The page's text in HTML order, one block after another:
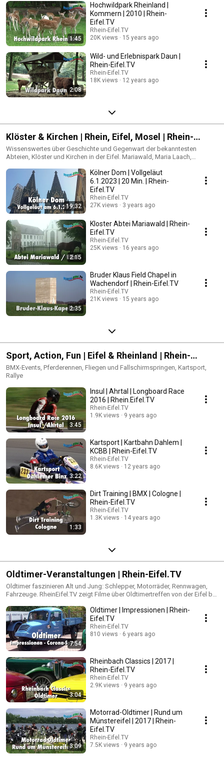
1:45
Hochwildpark Rheinland |
Kommern | 2010 | Rhein-
Eifel.TV
Rhein-Eifel.TV
20K views
15 years ago
2:08
Wild- und Erlebnispark Daun |
Rhein-Eifel.TV
Rhein-Eifel.TV
18K views
12 years ago
Klöster & Kirchen | Rhein, Eifel, Mosel | Rhein-
Eifel.TV
Wissenswertes über Geschichte und Gegenwart der bekanntesten
Abteien, Klöster und Kirchen in der Eifel. Mariawald, Maria Laach,
19:32
Kölner Dom | Vollgeläut
6.1.2023 | 20 Min. | Rhein-
Eifel.TV
Rhein-Eifel.TV
27K views
3 years ago
2:15
Kloster Abtei Mariawald | Rhein-
Eifel.TV
Rhein-Eifel.TV
25K views
16 years ago
2:35
Bruder Klaus Field Chapel in
Wachendorf | Rhein-Eifel.TV
Rhein-Eifel.TV
21K views
15 years ago
Sport, Action, Fun | Eifel & Rheinland | Rhein-
Eifel.TV
BMX-Events, Pferderennen, Fliegen und Fallschirmspringen, Kartsport,
Rallye
3:45
Insul | Ahrtal | Longboard Race
2016 | Rhein.Eifel.TV
Rhein-Eifel.TV
1.9K views
9 years ago
3:22
Kartsport | Kartbahn Dahlem |
KCBB | Rhein-Eifel.TV
Rhein-Eifel.TV
8.6K views
12 years ago
1:33
Dirt Training | BMX | Cologne |
Rhein-Eifel.TV
Rhein-Eifel.TV
1.3K views
14 years ago
Oldtimer-Veranstaltungen | Rhein-Eifel.TV
Oldtimer faszinieren Alt und Jung: Schlepper, Motorräder, Rennwagen,
Fahrzeuge. RheinEifel.TV zeigt Filme über Oldtimertreffen von der Eifel bis
7:54
Oldtimer | Impressionen | Rhein-
Eifel.TV
Rhein-Eifel.TV
810 views
6 years ago
3:04
Rheinbach Classics | 2017 |
Rhein-Eifel.TV
Rhein-Eifel.TV
2.9K views
9 years ago
3:09
Motorrad-Oldtimer | Rund um
Münstereifel | 2017 | Rhein-
Eifel.TV
Rhein-Eifel.TV
7.5K views
9 years ago